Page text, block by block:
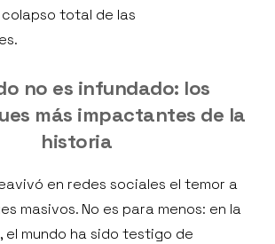
total de las
no es infundado: los
más impactantes de la
historia
en redes sociales el temor a
masivos. No es para menos: en la
el mundo ha sido testigo de